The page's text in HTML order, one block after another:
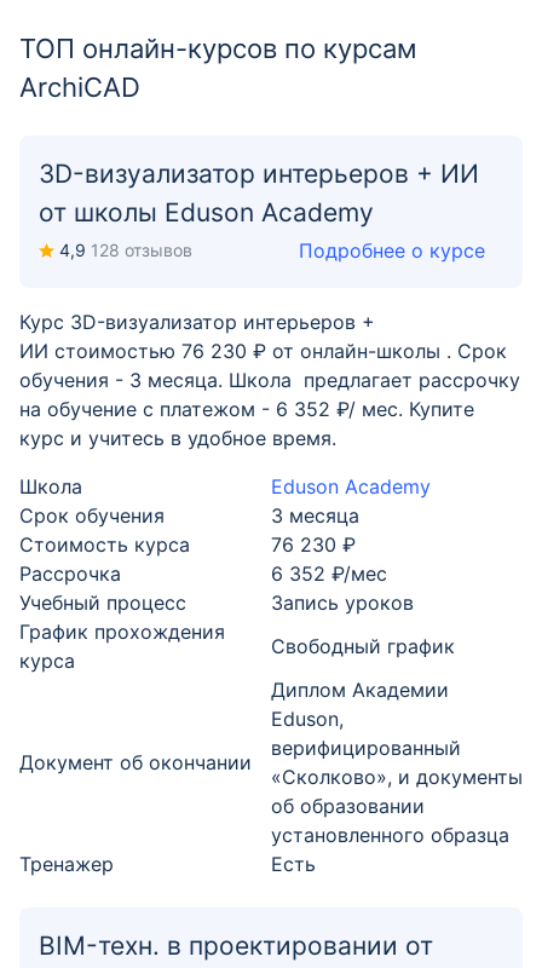
ТОП онлайн-курсов по курсам
ArchiCAD
3D-визуализатор интерьеров + ИИ
от школы Eduson Academy
4,9 128 отзывов Подробнее о курсе
Курс 3D-визуализатор интерьеров +
ИИ стоимостью 76 230 ₽ от онлайн-школы . Срок
обучения - 3 месяца. Школа предлагает рассрочку
на обучение с платежом - 6 352 ₽/ мес. Купите
курс и учитесь в удобное время.
Школа
Eduson Academy
Срок обучения
3 месяца
Стоимость курса
76 230 ₽
Рассрочка
6 352 ₽/мес
Учебный процесс
Запись уроков
График прохождения
курса
Свободный график
Документ об окончании
Диплом Академии
Eduson,
верифицированный
«Сколково», и документы
об образовании
установленного образца
Тренажер
Есть
BIM-техн. в проектировании от